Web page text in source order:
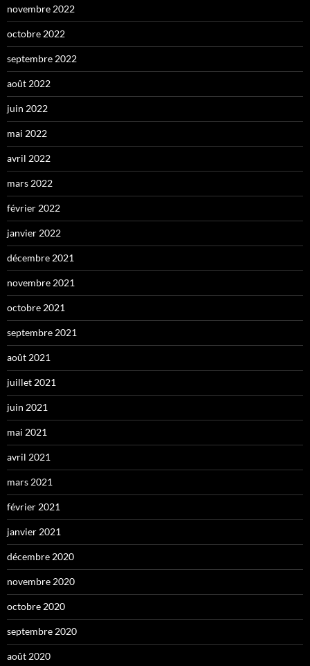
novembre 2022
octobre 2022
septembre 2022
août 2022
juin 2022
mai 2022
avril 2022
mars 2022
février 2022
janvier 2022
décembre 2021
novembre 2021
octobre 2021
septembre 2021
août 2021
juillet 2021
juin 2021
mai 2021
avril 2021
mars 2021
février 2021
janvier 2021
décembre 2020
novembre 2020
octobre 2020
septembre 2020
août 2020